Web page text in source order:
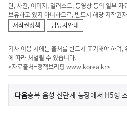
단, 사진, 이미지, 일러스트, 동영상 등의 일부
보유하고 있지 아니하므로, 반드시 해당 저작권
저작권정책
담당자안내
기사 이용 시에는 출처를 반드시 표기해야 하며,
에 따라 처벌될 수 있습니다.
<자료출처=정책브리핑 www.korea.kr>
이
전
다음기
충북 음성 산란계 농장에서 H5형